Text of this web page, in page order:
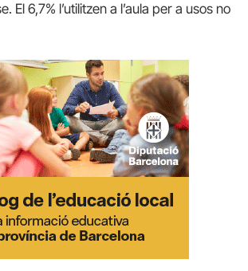
El 6,7% l’utilitzen a l’aula per a usos no